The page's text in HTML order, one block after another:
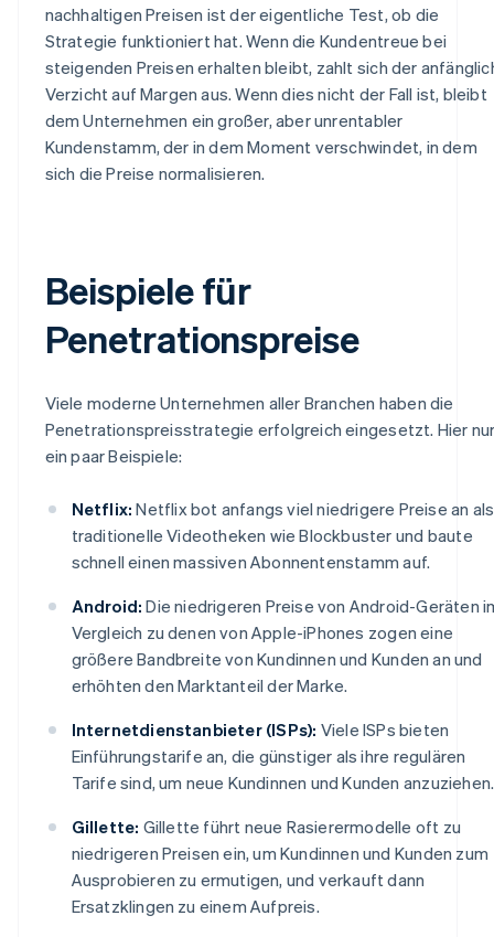
nachhaltigen Preisen ist der eigentliche Test, ob die
Strategie funktioniert hat. Wenn die Kundentreue bei
steigenden Preisen erhalten bleibt, zahlt sich der
Verzicht auf Margen aus. Wenn dies nicht der Fall ist, bleibt
dem Unternehmen ein großer, aber unrentabler
Kundenstamm, der in dem Moment verschwindet, in dem
sich die Preise normalisieren.
Beispiele für
Penetrationspreise
Viele moderne Unternehmen aller Branchen haben die
Penetrationspreisstrategie erfolgreich eingesetzt. Hier
ein paar Beispiele:
Netflix: Netflix bot anfangs viel niedrigere Preise an als
traditionelle Videotheken wie Blockbuster und baute
schnell einen massiven Abonnentenstamm auf.
Android: Die niedrigeren Preise von Android-Geräten
Vergleich zu denen von Apple-iPhones zogen eine
größere Bandbreite von Kundinnen und Kunden an und
erhöhten den Marktanteil der Marke.
Internetdienstanbieter (ISPs): Viele ISPs bieten
Einführungstarife an, die günstiger als ihre regulären
Tarife sind, um neue Kundinnen und Kunden anzuziehen.
Gillette: Gillette führt neue Rasierermodelle oft zu
niedrigeren Preisen ein, um Kundinnen und Kunden zum
Ausprobieren zu ermutigen, und verkauft dann
Ersatzklingen zu einem Aufpreis.